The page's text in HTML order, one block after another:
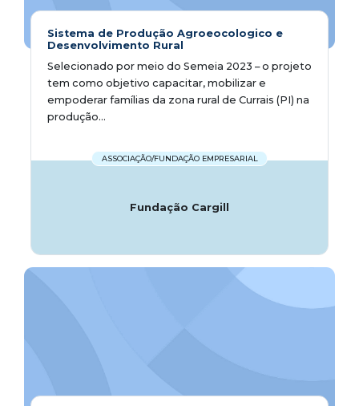
Sistema de Produção Agroeocologico e
Desenvolvimento Rural
Selecionado por meio do Semeia 2023 – o projeto
tem como objetivo capacitar, mobilizar e
empoderar famílias da zona rural de Currais (PI) na
produção...
ASSOCIAÇÃO/FUNDAÇÃO EMPRESARIAL
Fundação Cargill